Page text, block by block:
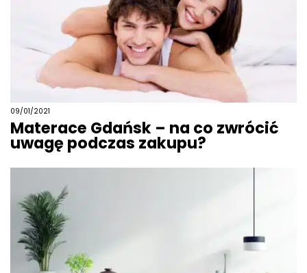
09/01/2021
Materace Gdańsk – na co zwrócić
uwagę podczas zakupu?